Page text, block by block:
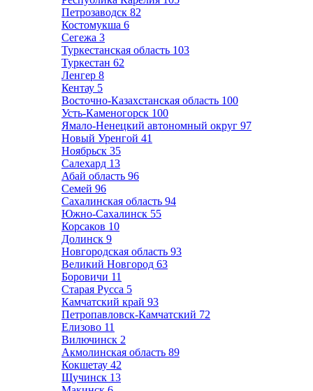
Петрозаводск 82
Костомукша 6
Сегежа 3
Туркестанская область 103
Туркестан 62
Ленгер 8
Кентау 5
Восточно-Казахстанская область 100
Усть-Каменогорск 100
Ямало-Ненецкий автономный округ 97
Новый Уренгой 41
Ноябрьск 35
Салехард 13
Абай область 96
Семей 96
Сахалинская область 94
Южно-Сахалинск 55
Корсаков 10
Долинск 9
Новгородская область 93
Великий Новгород 63
Боровичи 11
Старая Русса 5
Камчатский край 93
Петропавловск-Камчатский 72
Елизово 11
Вилючинск 2
Акмолинская область 89
Кокшетау 42
Щучинск 13